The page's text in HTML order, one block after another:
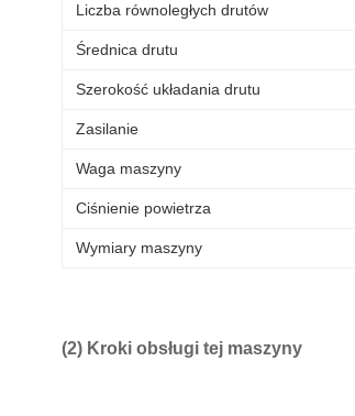
Liczba równoległych drutów
Średnica drutu
Szerokość układania drutu
Zasilanie
Waga maszyny
Ciśnienie powietrza
Wymiary maszyny
(2) Kroki obsługi tej maszyny